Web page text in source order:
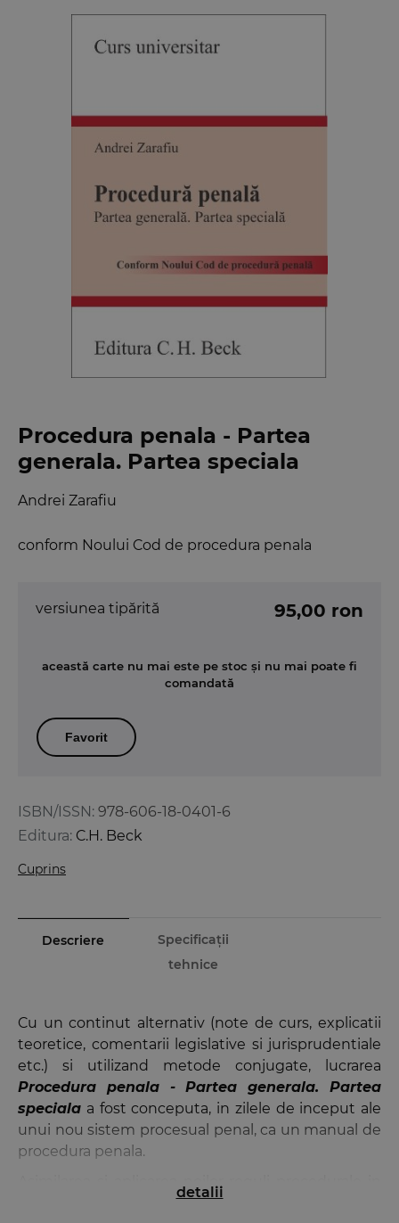
Procedura penala - Partea
generala. Partea speciala
conform Noului Cod de procedura penala
Andrei Zarafiu
ISBN/ISSN: 978-606-18-0401-6
Editura: C.H. Beck
Cuprins
versiunea tipărită 95,00 ron
această carte nu mai este pe stoc și nu mai poate fi
comandată
Favorit
Descriere
Specificații
tehnice
Cu un continut alternativ (note de curs, explicatii
teoretice, comentarii legislative si jurisprudentiale
etc.) si utilizand metode conjugate, lucrarea
Procedura penala - Partea generala. Partea
speciala a fost conceputa, in zilele de inceput ale
unui nou sistem procesual penal, ca un manual de
procedura penala.
Asimilarea si aplicarea noilor reguli procedurale in
materie penala reclama, pe langa exigentele ce tin
detalii